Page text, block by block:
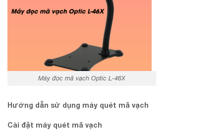
Máy đọc mã vạch Optic L-46X
Hướng dẫn sử dụng máy quét mã vạch
Cài đặt máy quét mã vạch